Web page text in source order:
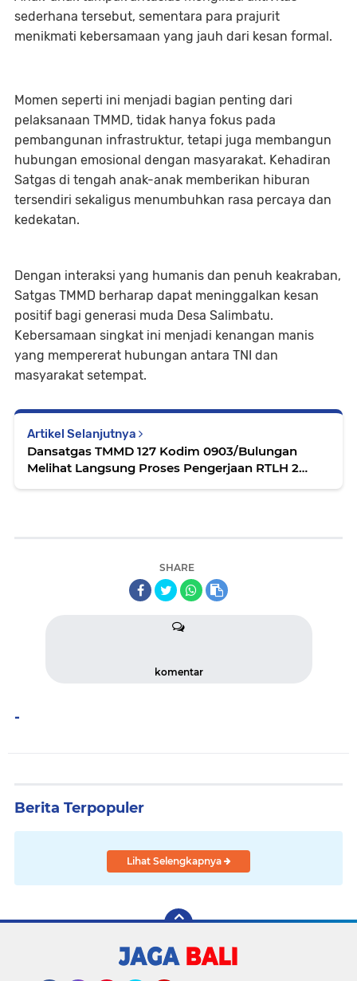
sederhana tersebut, sementara para prajurit
menikmati kebersamaan yang jauh dari kesan formal.
Momen seperti ini menjadi bagian penting dari
pelaksanaan TMMD, tidak hanya fokus pada
pembangunan infrastruktur, tetapi juga membangun
hubungan emosional dengan masyarakat. Kehadiran
Satgas di tengah anak-anak memberikan hiburan
tersendiri sekaligus menumbuhkan rasa percaya dan
kedekatan.
Dengan interaksi yang humanis dan penuh keakraban,
Satgas TMMD berharap dapat meninggalkan kesan
positif bagi generasi muda Desa Salimbatu.
Kebersamaan singkat ini menjadi kenangan manis
yang mempererat hubungan antara TNI dan
masyarakat setempat.
Artikel Selanjutnya
Dansatgas TMMD 127 Kodim 0903/Bulungan
Melihat Langsung Proses Pengerjaan RTLH 2
SHARE
komentar
-
Berita Terpopuler
Lihat Selengkapnya